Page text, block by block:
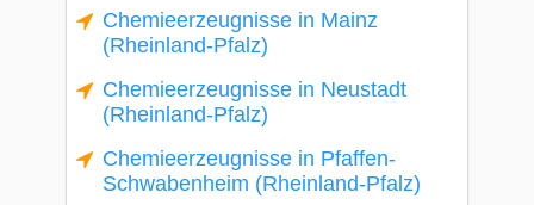
Chemieerzeugnisse in Mainz
(Rheinland-Pfalz)
Chemieerzeugnisse in Neustadt
(Rheinland-Pfalz)
Chemieerzeugnisse in Pfaffen-
Schwabenheim (Rheinland-Pfalz)